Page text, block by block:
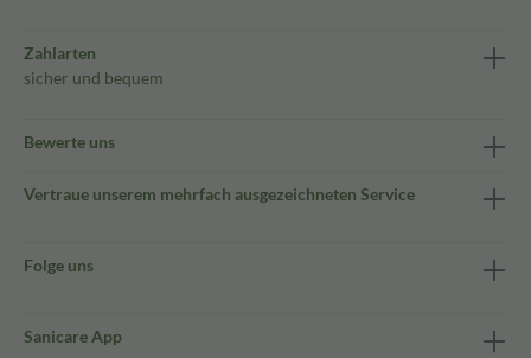
Zahlarten
sicher und bequem
Bewerte uns
Vertraue unserem mehrfach ausgezeichneten Service
Folge uns
Sanicare App